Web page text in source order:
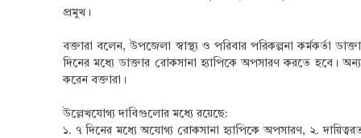
প্রমুখ।
বক্তারা বলেন, উপজেলা স্বাস্থ্য ও পরিবার পরিকল্পনা কর্মকর্তা
দিনের মধ্যে ডাক্তার রোকসানা হ্যাপিকে অপসারণ করতে হবে।
করেন বক্তারা।
উল্লেখযোগ্য দাবিগুলোর মধ্যে রয়েছে:
১. ৭ দিনের মধ্যে অযোগ্য রোকসানা হ্যাপিকে অপসারণ, ২.